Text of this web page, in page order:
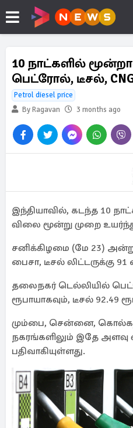
10 நாட்களில்
பெட்ரோல், டீசல்,
Petrol diesel price
By Ragavan
3 months ago
இந்தியாவில், கடந்த 10
விலை மூன்று முறை
சனிக்கிழமை (மே 23)
பைசா, டீசல் லிட்டருக்கு
தலைநகர் டெல்லியில்
ரூபாயாகவும், டீசல் 92.49
மும்பை, சென்னை,
நகரங்களிலும் இதே அளவு
பதிவாகியுள்ளது.